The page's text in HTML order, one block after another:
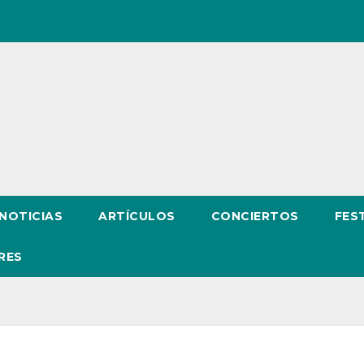
NOTICIAS ARTÍCULOS CONCIERTOS